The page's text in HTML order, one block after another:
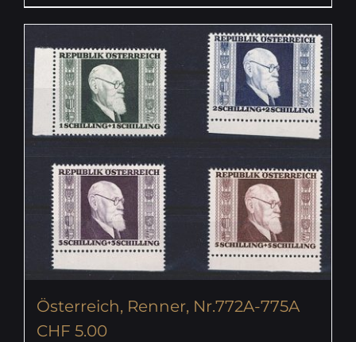
Österreich, Renner, Nr.772A-775A
CHF 5.00